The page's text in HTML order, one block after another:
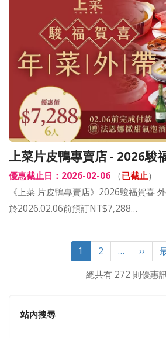
上菜片皮鴨專賣店 - 2026駿
優惠截止日：2026-02-06 （已截止）
《上菜 片皮鴨專賣店》2026駿福賀喜
於2026.02.06前預訂NT$7,288…
目
前
頁
1 Page
2 …
下
一
頁
››
總共有 272 則優惠
站內搜尋